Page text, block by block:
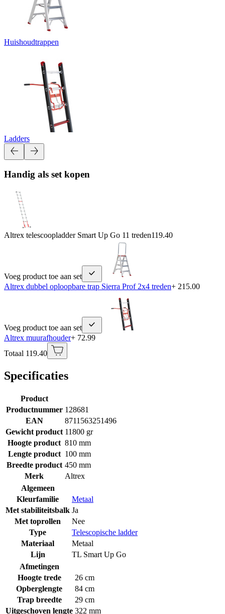
Huishoudtrappen
Ladders
Handig als set kopen
Altrex telescoopladder Smart Up Go 11 treden119.40
Voeg product toe aan set
Altrex dubbel oploopbare trap Sierra Prof 2x4 treden+ 215.00
Voeg product toe aan set
Altrex muurafhouder+ 72.99
Totaal 119.40
Specificaties
Product
Productnummer 128681
EAN
8711563251496
Gewicht product 11800 gr
Hoogte product 810 mm
Lengte product 100 mm
Breedte product 450 mm
Merk
Altrex
Algemeen
Kleurfamilie
Metaal
Met stabiliteitsbalk Ja
Met toprollen
Nee
Type
Telescopische ladder
Materiaal
Metaal
Lijn
TL Smart Up Go
Afmetingen
Hoogte trede
26 cm
Opberglengte
84 cm
Trap breedte
29 cm
Uitgeschoven lengte 322 mm